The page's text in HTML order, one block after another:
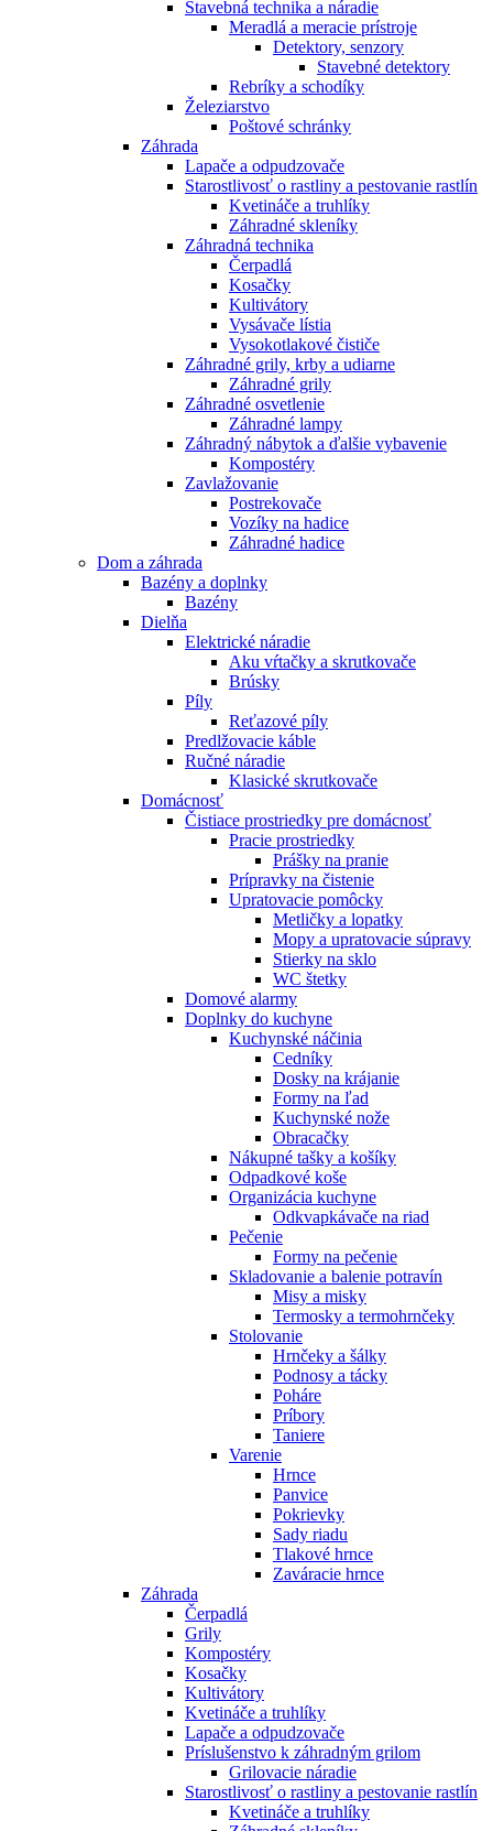
Stavebná technika a náradie
Meradlá a meracie prístroje
Detektory, senzory
Stavebné detektory
Rebríky a schodíky
Železiarstvo
Poštové schránky
Záhrada
Lapače a odpudzovače
Starostlivosť o rastliny a pestovanie rastlín
Kvetináče a truhlíky
Záhradné skleníky
Záhradná technika
Čerpadlá
Kosačky
Kultivátory
Vysávače lístia
Vysokotlakové čističe
Záhradné grily, krby a udiarne
Záhradné grily
Záhradné osvetlenie
Záhradné lampy
Záhradný nábytok a ďalšie vybavenie
Kompostéry
Zavlažovanie
Postrekovače
Vozíky na hadice
Záhradné hadice
Dom a záhrada
Bazény a doplnky
Bazény
Dielňa
Elektrické náradie
Aku vŕtačky a skrutkovače
Brúsky
Píly
Reťazové píly
Predlžovacie káble
Ručné náradie
Klasické skrutkovače
Domácnosť
Čistiace prostriedky pre domácnosť
Pracie prostriedky
Prášky na pranie
Prípravky na čistenie
Upratovacie pomôcky
Metličky a lopatky
Mopy a upratovacie súpravy
Stierky na sklo
WC štetky
Domové alarmy
Doplnky do kuchyne
Kuchynské náčinia
Cedníky
Dosky na krájanie
Formy na ľad
Kuchynské nože
Obracačky
Nákupné tašky a košíky
Odpadkové koše
Organizácia kuchyne
Odkvapkávače na riad
Pečenie
Formy na pečenie
Skladovanie a balenie potravín
Misy a misky
Termosky a termohrnčeky
Stolovanie
Hrnčeky a šálky
Podnosy a tácky
Poháre
Príbory
Taniere
Varenie
Hrnce
Panvice
Pokrievky
Sady riadu
Tlakové hrnce
Zaváracie hrnce
Záhrada
Čerpadlá
Grily
Kompostéry
Kosačky
Kultivátory
Kvetináče a truhlíky
Lapače a odpudzovače
Príslušenstvo k záhradným grilom
Grilovacie náradie
Starostlivosť o rastliny a pestovanie rastlín
Kvetináče a truhlíky